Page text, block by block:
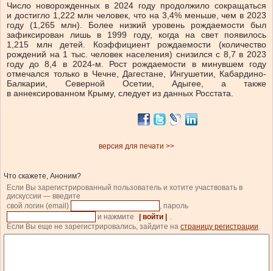
Число новорожденных в 2024 году продолжило сокращаться
и достигло 1,222 млн человек, что на 3,4% меньше, чем в 2023
году (1,265 млн). Более низкий уровень рождаемости был
зафиксирован лишь в 1999 году, когда на свет появилось
1,215 млн детей. Коэффициент рождаемости (количество
рождений на 1 тыс. человек населения) снизился с 8,7 в 2023
году до 8,4 в 2024-м. Рост рождаемости в минувшем году
отмечался только в Чечне, Дагестане, Ингушетии, Кабардино-
Балкарии, Северной Осетии, Адыгее, а также
в аннексированном Крыму, следует из данных Росстата.
версия для печати >>
Что скажете, Аноним?
Если Вы зарегистрированный пользователь и хотите участвовать в
дискуссии — введите
свой логин (email)
, пароль
и нажмите
| войти |
.
Если Вы еще не зарегистрировались, зайдите на страницу регистрации.